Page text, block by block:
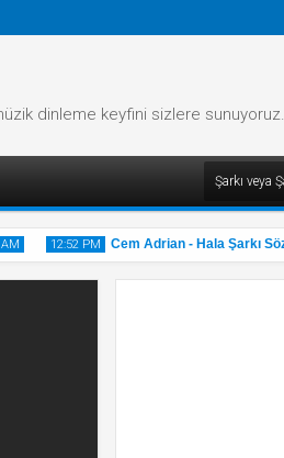
dinleme keyfini sizlere sunuyoruz.
12:52 PM Cem Adrian - Hala Şarkı Sözü